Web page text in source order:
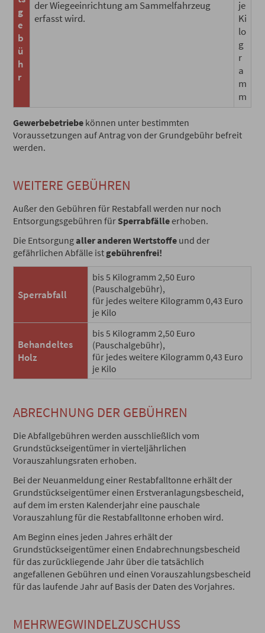
g
e
b
ü
h
r
der Wiegeeinrichtung am Sammelfahrzeug
erfasst wird.
je
Ki
lo
g
r
a
m
m
Gewerbebetriebe können unter bestimmten
Voraussetzungen auf Antrag von der Grundgebühr befreit
werden.
WEITERE GEBÜHREN
Außer den Gebühren für Restabfall werden nur noch
Entsorgungsgebühren fürSperrabfälleerhoben.
Die Entsorgungaller anderen Wertstoffe und der
gefährlichen Abfälle istgebührenfrei!
Sperrabfall
bis 5 Kilogramm 2,50 Euro
(Pauschalgebühr),
für jedes weitere Kilogramm 0,43 Euro
je Kilo
Behandeltes
Holz
bis 5 Kilogramm 2,50 Euro
(Pauschalgebühr),
für jedes weitere Kilogramm 0,43 Euro
je Kilo
ABRECHNUNG DER GEBÜHREN
Die Abfallgebühren werden ausschließlich vom
Grundstückseigentümer in vierteljährlichen
Vorauszahlungsraten erhoben.
Bei der Neuanmeldung einer Restabfalltonne erhält der
Grundstückseigentümer einen Erstveranlagungsbescheid,
auf dem im ersten Kalenderjahr eine pauschale
Vorauszahlung für die Restabfalltonne erhoben wird.
Am Beginn eines jeden Jahres erhält der
Grundstückseigentümer einen Endabrechnungsbescheid
für das zurückliegende Jahr über die tatsächlich
angefallenen Gebühren und einen Vorauszahlungsbescheid
für das laufende Jahr auf Basis der Daten des Vorjahres.
MEHRWEGWINDELZUSCHUSS